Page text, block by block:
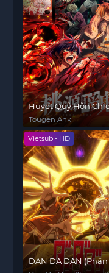
Huyết Quỷ Hỗn
Tougen Anki
Vietsub - HD
DAN DA DAN (Phần